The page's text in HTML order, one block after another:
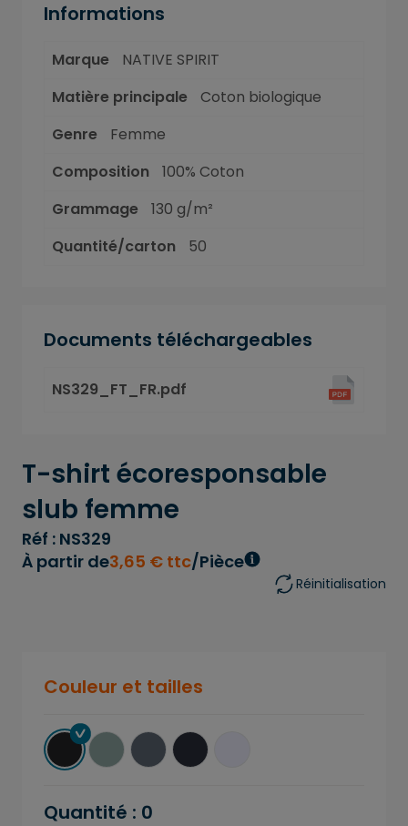
Informations
Marque
NATIVE SPIRIT
Matière principale
Coton biologique
Genre
Femme
Composition
100% Coton
Grammage
130 g/m²
Quantité/carton
50
Documents téléchargeables
NS329_FT_FR.pdf
T-shirt écoresponsable
slub femme
Réf : NS329
À partir de3,65 € ttc/Pièce
Réinitialisation
Couleur et tailles
Quantité : 0